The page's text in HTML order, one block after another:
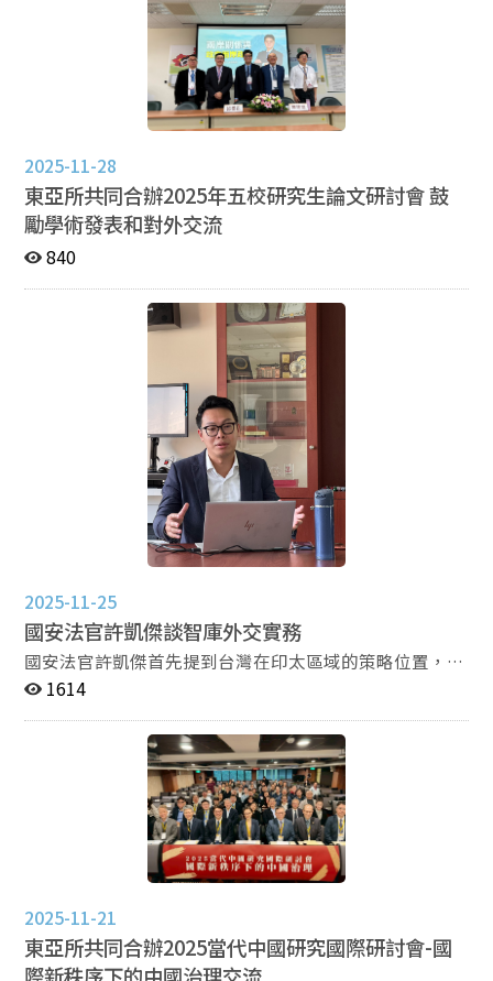
發表 〈中國「社會治理」研究演變：基於知網資料的文本
分析〉，由廈門大學政治系副教授張鈞智評論；四、碩士
生許景安發表 〈中共革命早期的政治保衛工作〉，由中央
研究院政治多博士後研究員蔡儀儂評論；五、碩士生陳田
婷發表〈中共與知識份子之關係：以金庸為例〉，由國防
面，由本所老師孫采薇副教授進行主持。研究論文發表包
括：一、碩士生陳用書發表〈軍隊經商與有償服務下的尋
租性結構〉，由文化大學政治系副教授王綺年評論；二、
碩士生孫浚偉發表 〈同源於殊途：中國政府對韓團「辱
華」爭議的反應差異分析——國家資本主義與管制經濟理
論視角〉，金門大學國際暨大陸事務學系副教授林瑞華評
論；三、碩士生彭鈺展發表 〈從河南村鎮銀行事件看習近
平時代的中國社會抗爭〉，東海大學政治系助理教授劉明
浩評論；四、碩士生李修霆發表 〈「一帶一路」經濟融合
戰略下的馬來西亞對華政策：三種理論之比較〉，輔仁大
學日文系特聘教授何思慎評論；五、碩士生曾驛翔發表
〈「中國式」數位威權的擴散：以新加坡與泰國智慧城市
為例〉，資策會數位轉型研究院國合中心正分析師吳書嫺
詞，給予在校學生與校友們的勉勵並祝賀東亞所生日快
樂。閉幕式結束後，東亞所所友與師生們在歡愉熱絡的氛
圍下，享用主辦方準備的美味佳餚，相互交流寒暄，仿佛
滿的結束本所57年所慶活動，最後再一次祝賀東亞所57
週年生日快樂。
黃義杰教授介紹Global IR與Critical IR的觀點，並講述了
希望重新理論化非西方的視角，經由「我們到底是用誰的
眼睛在理解國際關係？」為問題，點出當前國際關係理論
當中，為什麼沒有非西方的國際關係理論。 黃義杰提到，
國際關係這門學科從一開始就是北美的經驗，也是歐洲的
發展模型，不論是戰爭、國家發展或者冷戰時期的秩序
被當作是個案研究，很少被當作是世界主流語言本身的知
識起點。 對此，黃義杰以「IR本身的理論帶有知識殖民
性」解釋，如果能夠添加非西方學者的觀點，可以解質IR
的本身。這其中代表了三個值得思考的問題： 為什麼有知
識殖民性？這又代表什麼意義呢？ Critical IR或Global IR
本身的討論是不夠的，我們可以聚焦在多元性
Pluriversal、關係性Relationality主體論結合一起。 從天
下觀的角度，結合多元主義、多元關係能否對非西方理論
科本身帶有西方自由主義的現代性， IR是在一戰結束後的
一連串討論，當時的國際關係學者討論的是戰爭的起源，
以及如何避免戰爭。因此，幾個國際關係理論開始萌芽，
例如古典現實主義強調人性追求權力的概念；自由主義相
信國內民主制度、經濟相互依賴減少戰爭促進和平；結構
現實主義對無政府體系的想像，創到合作與穩定。但這些
理論都有個共通點，從一戰之後到現在，特定的時間地點
與歷史經驗，（都是歐洲經驗），創造普世概念，無政府
設、發展與進步被單一路徑化。這些固化的觀念背後事實
上蘊含著西方帝國擴張的邏輯。 黃義杰教授指出，以
社會學家在探討國際秩序的課題時，往往陷入帝國主義的
思維邏輯，例如在探討非西方國家的殖民歷史，殖民母國
因素，缺乏了彼此之間的互動關係，這並不是現代國家秩
主導，要透過課程設計、知識體系，補充非西方的世界
觀。非西方的宇宙觀通常被「區域化」，（非西方被區分
到區域論），區域研究變成提供歷史資料；被「文化
化」，像是儒家跟原住民的宇宙觀被視作文化，很少被當
作是IR必須面對的理論資源；被要求需要被翻譯成主流的
的語言，這是因為全球的知識市場上有份量的理論都來自
歐洲或者是北美的緣故。 倘若Global IR要挑戰歐美理論
的獨佔地位，則非西方理論也需要被納入。黃義杰教授以
2025-11-28
東亞所共同合辦2025年五校研究生論文研討會 鼓
勵學術發表和對外交流
840
2025-11-25
國安法官許凱傑談智庫外交實務
國安法官許凱傑首先提到台灣在印太區域的策略位置，必
須同時結合智庫外交、制度性法治攻防，以及面對中國滲
軌與 2 軌外交」，在全球資訊洪流、政治極化與專業挑戰
下，台灣研究者因語言文化優勢逐漸受到美國智庫重視；
透過跨派別交流、國內外投書與議題建構，台灣能有效提
升國際可見度並拉近與華府與區域智庫的距離。其次，在
印太戰略層面，台灣與日本與菲律賓構成關鍵三角，台灣
的半導體、地緣位置、民主制度，使其成為印太網絡中不
可或缺的安全節點，更是反滲透的前線。最後，講者認為
等進行法律戰與灰色地帶行動，台灣需以法治、透明與民
主韌性作為回應，搭配交戰規則演練、法律框架強化與跨
國合作（如 ICC 話語權），才能在資訊戰、認知作戰、科
1614
2025-11-21
東亞所共同合辦2025當代中國研究國際研討會-國
際新秩序下的中國治理交流